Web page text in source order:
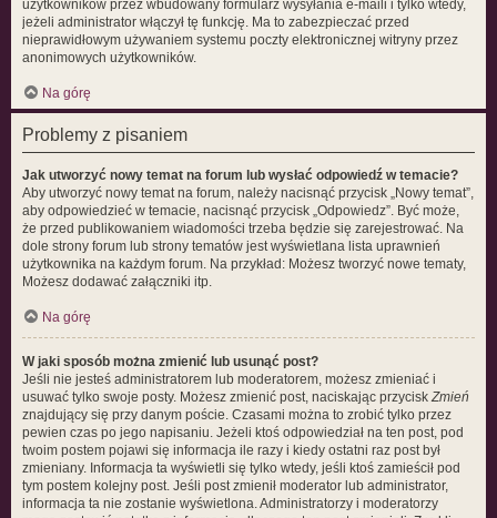
użytkowników przez wbudowany formularz wysyłania e-maili i tylko wtedy,
jeżeli administrator włączył tę funkcję. Ma to zabezpieczać przed
nieprawidłowym używaniem systemu poczty elektronicznej witryny przez
anonimowych użytkowników.
Na górę
Problemy z pisaniem
Jak utworzyć nowy temat na forum lub wysłać odpowiedź w temacie?
Aby utworzyć nowy temat na forum, należy nacisnąć przycisk „Nowy temat”,
aby odpowiedzieć w temacie, nacisnąć przycisk „Odpowiedz”. Być może,
że przed publikowaniem wiadomości trzeba będzie się zarejestrować. Na
dole strony forum lub strony tematów jest wyświetlana lista uprawnień
użytkownika na każdym forum. Na przykład: Możesz tworzyć nowe tematy,
Możesz dodawać załączniki itp.
Na górę
W jaki sposób można zmienić lub usunąć post?
Jeśli nie jesteś administratorem lub moderatorem, możesz zmieniać i
usuwać tylko swoje posty. Możesz zmienić post, naciskając przyciskZmień
znajdujący się przy danym poście. Czasami można to zrobić tylko przez
pewien czas po jego napisaniu. Jeżeli ktoś odpowiedział na ten post, pod
twoim postem pojawi się informacja ile razy i kiedy ostatni raz post był
zmieniany. Informacja ta wyświetli się tylko wtedy, jeśli ktoś zamieścił pod
tym postem kolejny post. Jeśli post zmienił moderator lub administrator,
informacja ta nie zostanie wyświetlona. Administratorzy i moderatorzy